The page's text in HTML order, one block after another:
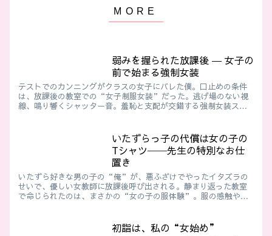
弱みを握られた放課後 ― 女子の
前で始まる強制女装
テストでのカンニングがクラスの女子にバレた僕。口止めの条件
は、放課後の教室での“女子制服女装”だった。逃げ場のない視
線、鳴り響くシャッター音。羞恥と支配が交錯する強制女装スト
いたずらっ子の代償は女の子の
Tシャツ──先生の特別なお仕
置き
いたずら好きな男の子の“俺”が、悪ふざけでやったイタズラの
せいで、優しい女教師に放課後呼び出される。静まり返った教室
で命じられたのは、まさかの“女の子の服体験”。服の感触や香
初詣は、私の“女始め”